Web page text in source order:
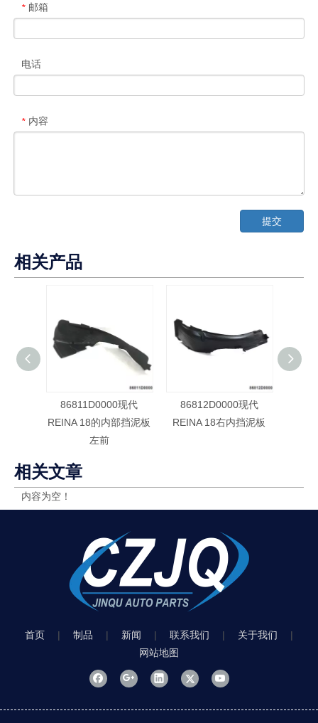
* 邮箱
电话
* 内容
提交
相关产品
86811D0000现代
REINA 18的内部挡泥板
左前
86812D0000现代
REINA 18右内挡泥板
相关文章
内容为空！
首页 | 制品 | 新闻 | 联系我们 | 关于我们
|
网站地图